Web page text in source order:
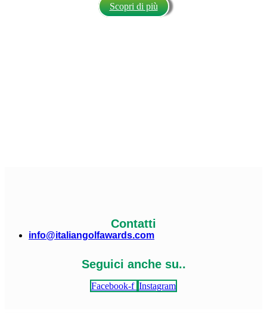
Scopri di più
Contatti
info@italiangolfawards.com
Seguici anche su..
Facebook-f Instagram